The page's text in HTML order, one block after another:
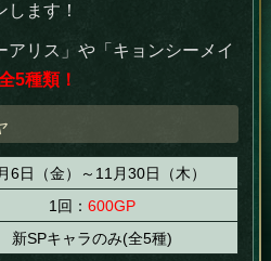
ます！
アリス」や「キョンシーメイ
5種類！
6日（金）～11月30日（木）
1回： 600GP
新SPキャラのみ(全5種)